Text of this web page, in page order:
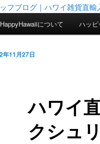
HappyHawaiiについて ハッ
ハワイ
クシュ
年11月27日